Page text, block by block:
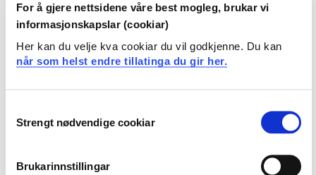
For å gjere nettsidene våre best mogleg, brukar vi
informasjonskapslar (cookiar)
Her kan du velje kva cookiar du vil godkjenne. Du kan
når som helst endre tillatinga du gir her.
Selection
Strengt nødvendige cookiar
Brukarinnstillingar
Prosjekteigar
Høgskulen på Vestlandet
Prosjektperiode